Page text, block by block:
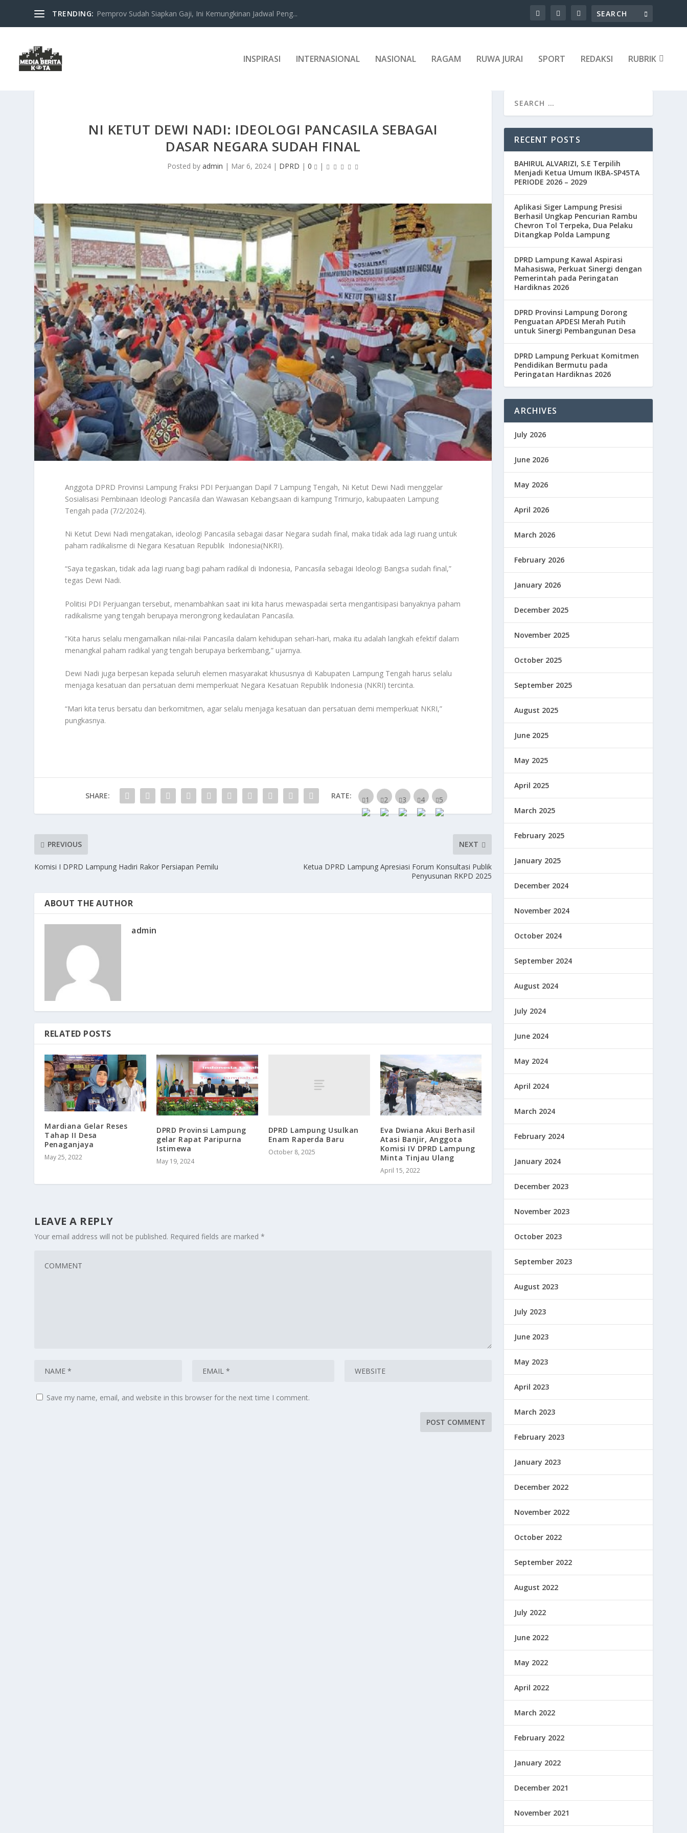
TRENDING: Pemprov Sudah Siapkan Gaji, Ini Kemungkinan Jadwal Peng...
INSPIRASI INTERNASIONAL NASIONAL RAGAM RUWA JURAI SPORT REDAKSI RUBRIK
NI KETUT DEWI NADI: IDEOLOGI PANCASILA SEBAGAI
DASAR NEGARA SUDAH FINAL
Posted by admin | Mar 6, 2024| DPRD | 0 |
Anggota DPRD Provinsi Lampung Fraksi PDI Perjuangan Dapil 7 Lampung Tengah, Ni Ketut Dewi Nadi menggelar
Sosialisasi Pembinaan Ideologi Pancasila dan Wawasan Kebangsaan di kampung Trimurjo, kabupaaten Lampung
Tengah pada (7/2/2024).
Ni Ketut Dewi Nadi mengatakan, ideologi Pancasila sebagai dasar Negara sudah final, maka tidak ada lagi ruang untuk
paham radikalisme di Negara Kesatuan Republik Indonesia(NKRI).
“Saya tegaskan, tidak ada lagi ruang bagi paham radikal di Indonesia, Pancasila sebagai Ideologi Bangsa sudah final,”
tegas Dewi Nadi.
Politisi PDI Perjuangan tersebut, menambahkan saat ini kita harus mewaspadai serta mengantisipasi banyaknya paham
radikalisme yang tengah berupaya merongrong kedaulatan Pancasila.
”Kita harus selalu mengamalkan nilai-nilai Pancasila dalam kehidupan sehari-hari, maka itu adalah langkah efektif dalam
menangkal paham radikal yang tengah berupaya berkembang,” ujarnya.
Dewi Nadi juga berpesan kepada seluruh elemen masyarakat khususnya di Kabupaten Lampung Tengah harus selalu
menjaga kesatuan dan persatuan demi memperkuat Negara Kesatuan Republik Indonesia (NKRI) tercinta.
“Mari kita terus bersatu dan berkomitmen, agar selalu menjaga kesatuan dan persatuan demi memperkuat NKRI,”
pungkasnya.
SHARE: RATE:
PREVIOUS
Komisi I DPRD Lampung Hadiri Rakor Persiapan Pemilu
NEXT
Ketua DPRD Lampung Apresiasi Forum Konsultasi Publik
Penyusunan RKPD 2025
ABOUT THE AUTHOR
admin
RELATED POSTS
Mardiana Gelar Reses
Tahap II Desa
Penaganjaya
May 25, 2022
DPRD Provinsi Lampung
gelar Rapat Paripurna
Istimewa
May 19, 2024
DPRD Lampung Usulkan
Enam Raperda Baru
October 8, 2025
Eva Dwiana Akui Berhasil
Atasi Banjir, Anggota
Komisi IV DPRD Lampung
Minta Tinjau Ulang
April 15, 2022
LEAVE A REPLY
Your email address will not be published. Required fields are marked*
Save my name, email, and website in this browser for the next time I comment.
RECENT POSTS
BAHIRUL ALVARIZI, S.E Terpilih
Menjadi Ketua Umum IKBA-SP45TA
PERIODE 2026 – 2029
Aplikasi Siger Lampung Presisi
Berhasil Ungkap Pencurian Rambu
Chevron Tol Terpeka, Dua Pelaku
Ditangkap Polda Lampung
DPRD Lampung Kawal Aspirasi
Mahasiswa, Perkuat Sinergi dengan
Pemerintah pada Peringatan
Hardiknas 2026
DPRD Provinsi Lampung Dorong
Penguatan APDESI Merah Putih
untuk Sinergi Pembangunan Desa
DPRD Lampung Perkuat Komitmen
Pendidikan Bermutu pada
Peringatan Hardiknas 2026
ARCHIVES
July 2026
June 2026
May 2026
April 2026
March 2026
February 2026
January 2026
December 2025
November 2025
October 2025
September 2025
August 2025
June 2025
May 2025
April 2025
March 2025
February 2025
January 2025
December 2024
November 2024
October 2024
September 2024
August 2024
July 2024
June 2024
May 2024
April 2024
March 2024
February 2024
January 2024
December 2023
November 2023
October 2023
September 2023
August 2023
July 2023
June 2023
May 2023
April 2023
March 2023
February 2023
January 2023
December 2022
November 2022
October 2022
September 2022
August 2022
July 2022
June 2022
May 2022
April 2022
March 2022
February 2022
January 2022
December 2021
November 2021